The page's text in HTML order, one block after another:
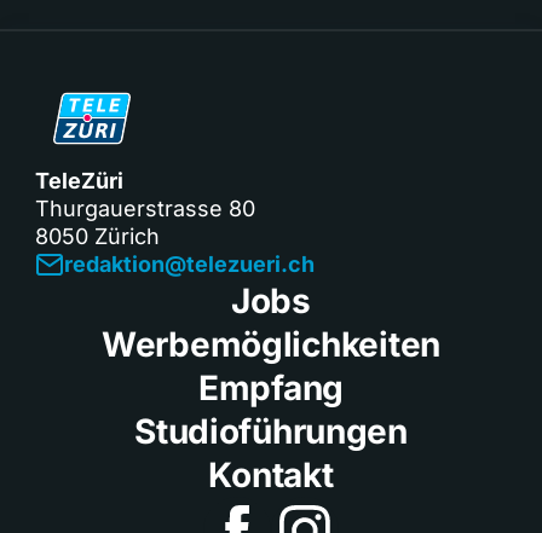
TeleZüri
Thurgauerstrasse 80
8050 Zürich
redaktion@telezueri.ch
Jobs
Werbemöglichkeiten
Empfang
Studioführungen
Kontakt